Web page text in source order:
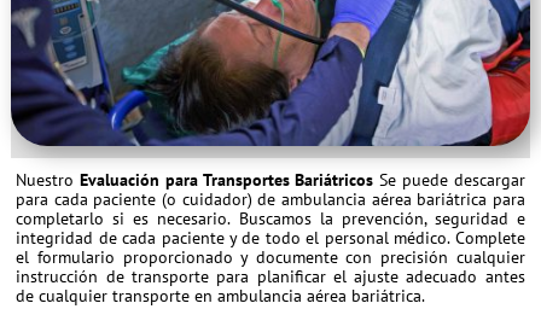
NuestroEvaluación para Transportes Bariátricos Se puede descargar
para cada paciente (o cuidador) de ambulancia aérea bariátrica para
completarlo si es necesario. Buscamos la prevención, seguridad e
integridad de cada paciente y de todo el personal médico. Complete
el formulario proporcionado y documente con precisión cualquier
instrucción de transporte para planificar el ajuste adecuado antes
de cualquier transporte en ambulancia aérea bariátrica.